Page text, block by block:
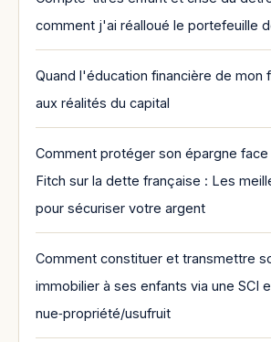
comment j'ai réalloué le portefeuille
Quand l'éducation financière de mon
aux réalités du capital
Comment protéger son épargne face
Fitch sur la dette française : Les
pour sécuriser votre argent
Comment constituer et transmettre
immobilier à ses enfants via une SCI
nue‑propriété/usufruit